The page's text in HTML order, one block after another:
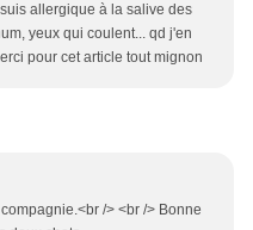
allergique à la salive des
yeux qui coulent... qd j'en
pour cet article tout mignon
/> <br /> Bonne